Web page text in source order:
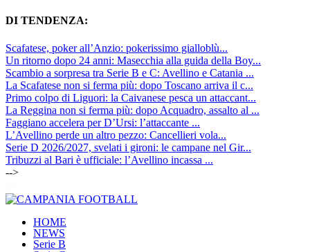
DI TENDENZA:
Scafatese, poker all’Anzio: pokerissimo gialloblù...
Un ritorno dopo 24 anni: Masecchia alla guida della Boy...
Scambio a sorpresa tra Serie B e C: Avellino e Catania ...
La Scafatese non si ferma più: dopo Toscano arriva il c...
Primo colpo di Liguori: la Caivanese pesca un attaccant...
La Reggina non si ferma più: dopo Acquadro, assalto al ...
Faggiano accelera per D’Ursi: l’attaccante ...
L’Avellino perde un altro pezzo: Cancellieri vola...
Serie D 2026/2027, svelati i gironi: le campane nel Gir...
Tribuzzi al Bari è ufficiale: l’Avellino incassa ...
-->